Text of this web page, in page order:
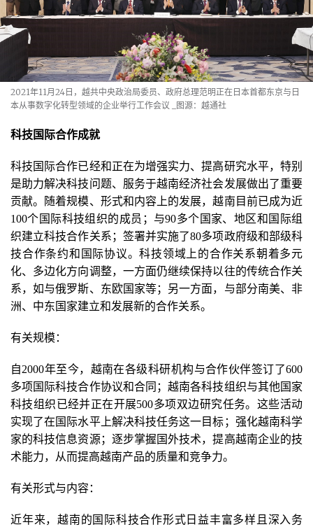
2021年11月24日，越共中央政治局委员、政府总理范明正在日本首都东京与日
本从事数字化转型领域的企业举行工作会议
_图源：越通社
科技国际合作成就
科技国际合作已经和正在为增强实力、提高研究水平，特别
是助力解决科技问题、服务于越南经济社会发展做出了重要
贡献。随着规模、形式和内容上的发展，越南目前已成为近
100个国际科技组织的成员；与90多个国家、地区和国际组
织建立科技合作关系；签署并实施了80多项政府级和部级科
技合作条约和国际协议。科技领域上的合作关系朝着多元
化、多边化方向调整，一方面仍继续保持以往的传统合作关
系，如与俄罗斯、东欧国家等；另一方面，与部分南美、非
洲、中东国家建立和发展新的合作关系。
有关规模：
自2000年至今，越南在各级科研机构与合作伙伴签订了600
多项国际科技合作协议和合同；越南各科技组织与其他国家
科技组织已经并正在开展500多项双边​​研究任务。这些活动
实现了在国际水平上解决科技任务这一目标；强化越南科学
家的科技信息资源；逐步掌握国外技术，提高越南企业的技
术能力，从而提高越南产品的质量和竞争力。
有关形式与内容：
近年来，越南的国际科技合作形式日益丰富多样且深入务